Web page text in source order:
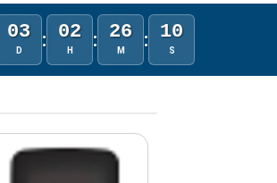
03
D : 02
H : 26
M : 10
S